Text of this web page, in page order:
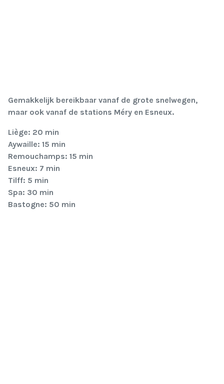
Gemakkelijk bereikbaar vanaf de grote snelwegen,
maar ook vanaf de stations Méry en Esneux.
Liège: 20 min
Aywaille: 15 min
Remouchamps: 15 min
Esneux: 7 min
Tilff: 5 min
Spa: 30 min
Bastogne: 50 min